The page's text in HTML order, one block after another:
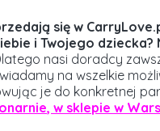
się w
i Twojego dziecka?
nasi doradcy
na wszelkie
je do konkretnej
w sklepie w